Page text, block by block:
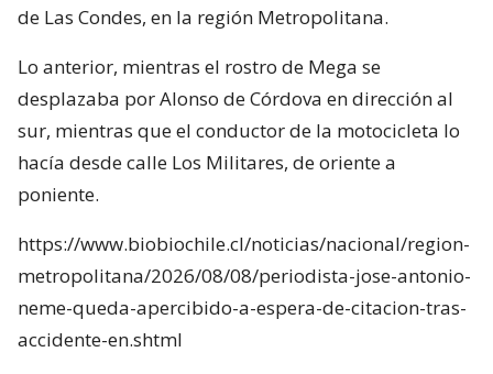
de Las Condes, en la región Metropolitana.
Lo anterior, mientras el rostro de Mega se
desplazaba por Alonso de Córdova en dirección al
sur, mientras que el conductor de la motocicleta lo
hacía desde calle Los Militares, de oriente a
poniente.
https://www.biobiochile.cl/noticias/nacional/region-
metropolitana/2026/08/08/periodista-jose-antonio-
neme-queda-apercibido-a-espera-de-citacion-tras-
accidente-en.shtml